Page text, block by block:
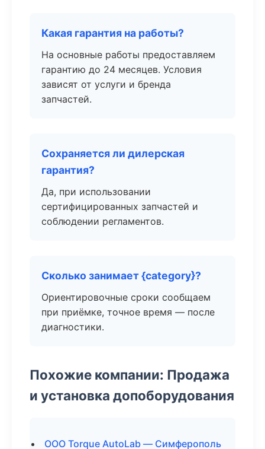
Какая гарантия на работы?
На основные работы предоставляем
гарантию до 24 месяцев. Условия
зависят от услуги и бренда
запчастей.
Сохраняется ли дилерская
гарантия?
Да, при использовании
сертифицированных запчастей и
соблюдении регламентов.
Сколько занимает {category}?
Ориентировочные сроки сообщаем
при приёмке, точное время — после
диагностики.
Похожие компании: Продажа
и установка допоборудования
ООО Torque AutoLab — Симферополь